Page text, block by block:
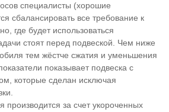
специалисты (хорошие
сбалансировать все требование к
где будет использоваться
стоят перед подвеской. Чем ниже
тем жёстче сжатия и уменьшения
показывает подвеска с
которые сделан исключая
производится за счет укороченных